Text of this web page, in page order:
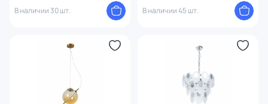
В наличии 30 шт.
В наличии 45 шт.